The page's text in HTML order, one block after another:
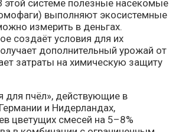
этой системе полезные насекомые
выполняют экосистемные
измерить в деньгах.
создаёт условия для их
дополнительный урожай от
затраты на химическую защиту
для пчёл», действующие в
и Нидерландах,
цветущих смесей на 5–8%